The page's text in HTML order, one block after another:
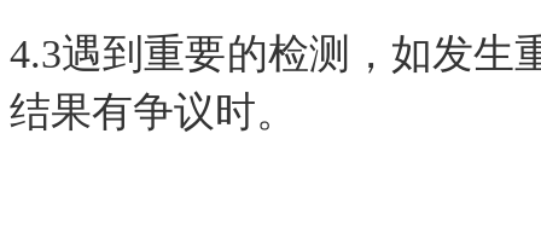
4.3遇到重要的检测，如发生
结果有争议时。